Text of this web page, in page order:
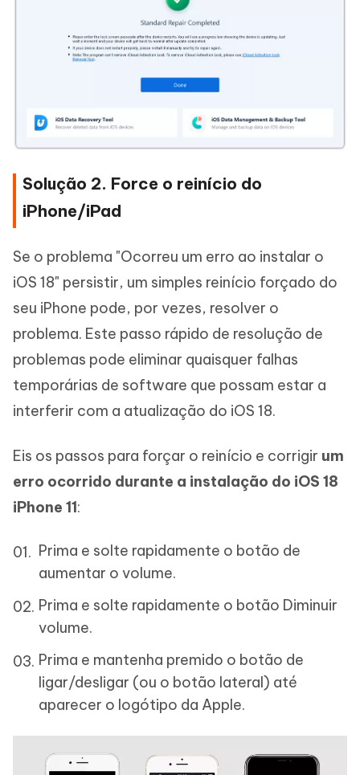
Solução 2. Force o reinício do
iPhone/iPad
Se o problema "Ocorreu um erro ao instalar o
iOS 18" persistir, um simples reinício forçado do
seu iPhone pode, por vezes, resolver o
problema. Este passo rápido de resolução de
problemas pode eliminar quaisquer falhas
temporárias de software que possam estar a
interferir com a atualização do iOS 18.
Eis os passos para forçar o reinício e corrigir um
erro ocorrido durante a instalação do iOS 18
iPhone 11:
Prima e solte rapidamente o botão de
aumentar o volume.
Prima e solte rapidamente o botão Diminuir
volume.
Prima e mantenha premido o botão de
ligar/desligar (ou o botão lateral) até
aparecer o logótipo da Apple.